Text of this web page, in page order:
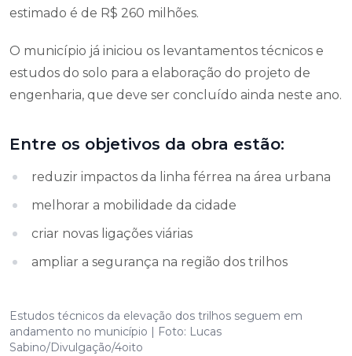
estimado é de R$ 260 milhões.
O município já iniciou os levantamentos técnicos e
estudos do solo para a elaboração do projeto de
engenharia, que deve ser concluído ainda neste ano.
Entre os objetivos da obra estão:
reduzir impactos da linha férrea na área urbana
melhorar a mobilidade da cidade
criar novas ligações viárias
ampliar a segurança na região dos trilhos
Estudos técnicos da elevação dos trilhos seguem em
andamento no município | Foto: Lucas
Sabino/Divulgação/4oito